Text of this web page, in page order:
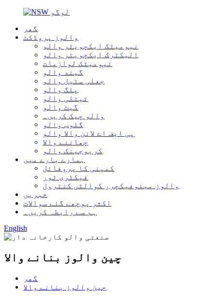
گھر
والوز پروڈکٹ
نیومیٹک ایکچویٹر والو
الیکٹرک ایکچویٹر والو
نیومیٹک لوازمات
گیند والو
جعلی سٹیل والو
پلگ والو
تیتلی والو
گیٹ والو
والو چیک کریں۔
گلوب والو
پی ایف اے لائن والا والو
چھاننے والا
کریوجینک والو
ہمارے بارے میں
کمپنی کا پروفائل
فیکٹری ٹور
والوز مینوفیکچرر کوالٹی کنٹرول
خبریں
اکثر پوچھے گئے سوالات
ہم سے رابطہ کریں۔
English
چین والوز بنانے والا
گھر
چین والوز بنانے والا